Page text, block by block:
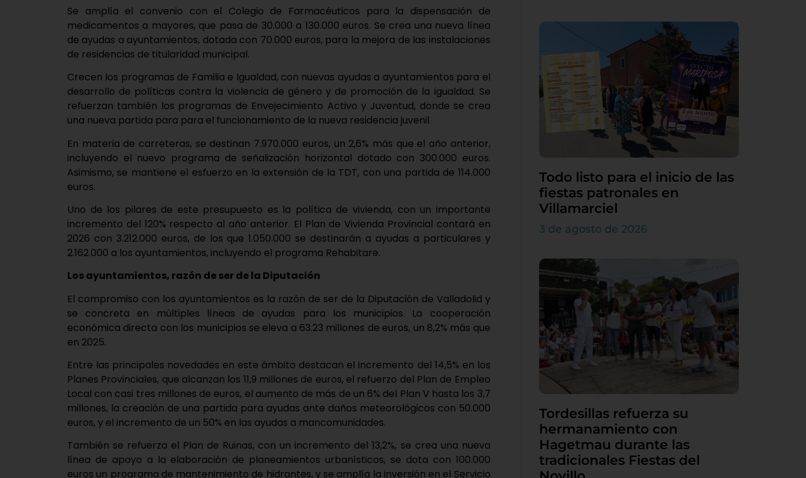
Se amplía el convenio con el Colegio de Farmacéuticos para la dispensación de
medicamentos a mayores, que pasa de 30.000 a 130.000 euros. Se crea una nueva línea
de ayudas a ayuntamientos, dotada con 70.000 euros, para la mejora de las instalaciones
de residencias de titularidad municipal.
Crecen los programas de Familia e Igualdad, con nuevas ayudas a ayuntamientos para el
desarrollo de políticas contra la violencia de género y de promoción de la igualdad. Se
refuerzan también los programas de Envejecimiento Activo y Juventud, donde se crea
una nueva partida para para el funcionamiento de la nueva residencia juvenil.
En materia de carreteras, se destinan 7.970.000 euros, un 2,6% más que el año anterior,
incluyendo el nuevo programa de señalización horizontal dotado con 300.000 euros.
Asimismo, se mantiene el esfuerzo en la extensión de la TDT, con una partida de 114.000
euros.
Uno de los pilares de este presupuesto es la política de vivienda, con un importante
incremento del 120% respecto al año anterior. El Plan de Vivienda Provincial contará en
2026 con 3.212.000 euros, de los que 1.050.000 se destinarán a ayudas a particulares y
2.162.000 a los ayuntamientos, incluyendo el programa Rehabitare.
Los ayuntamientos, razón de ser de la Diputación
El compromiso con los ayuntamientos es la razón de ser de la Diputación de Valladolid y
se concreta en múltiples líneas de ayudas para los municipios. La cooperación
económica directa con los municipios se eleva a 63.23 millones de euros, un 8,2% más que
en 2025.
Entre las principales novedades en este ámbito destacan el incremento del 14,5% en los
Planes Provinciales, que alcanzan los 11,9 millones de euros, el refuerzo del Plan de Empleo
Local con casi tres millones de euros, el aumento de más de un 6% del Plan V hasta los 3,7
millones, la creación de una partida para ayudas ante daños meteorológicos con 50.000
euros, y el incremento de un 50% en las ayudas a mancomunidades.
También se refuerza el Plan de Ruinas, con un incremento del 13,2%, se crea una nueva
línea de apoyo a la elaboración de planeamientos urbanísticos, se dota con 100.000
euros un programa de mantenimiento de hidrantes, y se amplía la inversión en el Servicio
Todo listo para el inicio de las
fiestas patronales en
Villamarciel
3 de agosto de 2026
Tordesillas refuerza su
hermanamiento con
Hagetmau durante las
tradicionales Fiestas del